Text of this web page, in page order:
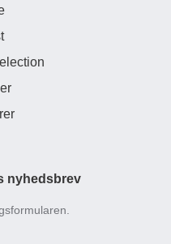
nyhedsbrev